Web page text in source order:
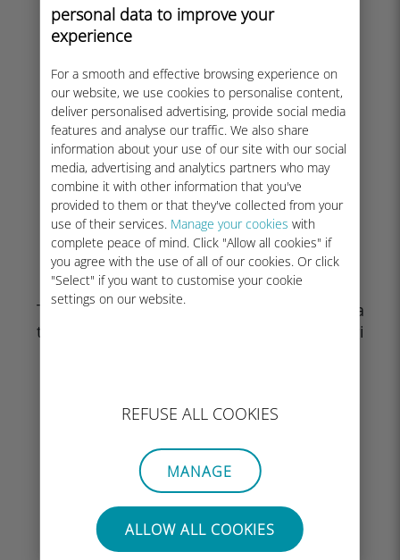
personal data to improve your
experience
For a smooth and effective browsing experience on
our website, we use cookies to personalise content,
deliver personalised advertising, provide social media
features and analyse our traffic. We also share
information about your use of our site with our social
media, advertising and analytics partners who may
combine it with other information that you've
provided to them or that they've collected from your
use of their services. Manage your cookies with
complete peace of mind. Click "Allow all cookies" if
you agree with the use of all of our cookies. Or click
"Select" if you want to customise your cookie
settings on our website.
REFUSE ALL COOKIES
MANAGE
ALLOW ALL COOKIES
Al llegar
Tu consumo de datos comenzará al llegar a
tu destino. ¡Asegúrate de usar la línea Ubigi